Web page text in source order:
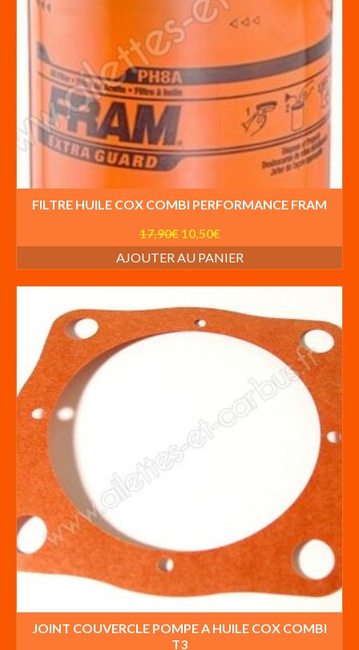
FILTRE HUILE COX COMBI PERFORMANCE FRAM
17,90€ Le
prix
initial
10,50€Le
prix
actuel
AJOUTER AU PANIER
JOINT COUVERCLE POMPE A HUILE COX COMBI
T3